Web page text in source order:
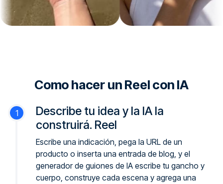
Como hacer un Reel con IA
Describe tu idea y la IA la
construirá. Reel
Escribe una indicación, pega la URL de un
producto o inserta una entrada de blog, y el
generador de guiones de IA escribe tu gancho y
cuerpo, construye cada escena y agrega una